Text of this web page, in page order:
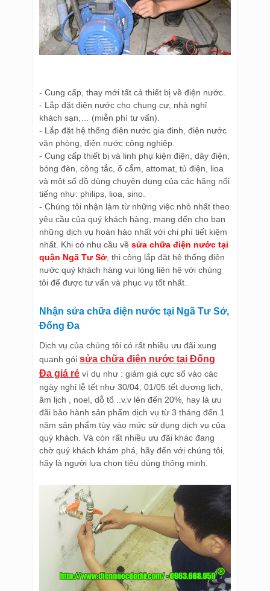
- Cung cấp, thay mới tất cả thiết bị về điện nước.
- Lắp đặt điện nước cho chung cư, nhà nghỉ
khách sạn,… (miễn phí tư vấn).
- Lắp đặt hệ thống điện nước gia đinh, điện nước
văn phòng, điện nước công nghiệp.
- Cung cấp thiết bị và linh phụ kiện điện, dây điện,
bóng đèn, công tắc, ổ cắm, attomat, tủ điện, lioa
và một số đồ dùng chuyên dụng của các hãng nổi
tiếng như: philips, lioa, sino.
- Chúng tôi nhận làm từ những việc nhỏ nhất theo
yêu cầu của quý khách hàng, mang đến cho bạn
những dịch vụ hoàn hảo nhất với chi phí tiết kiệm
nhất. Khi có nhu cầu về sửa chữa điện nước tại
quận Ngã Tư Sở , thi công lắp đặt hệ thống điện
nước quý khách hàng vui lòng liên hệ với chúng
tôi để được tư vấn và phục vụ tốt nhất.
Nhận sửa chữa điện nước tại Ngã Tư Sở,
Đống Đa
Dịch vụ của chúng tôi có rất nhiều ưu đãi xung
quanh gói sửa chữa điện nước tại Đống
Đa giá rẻ ví dụ như : giảm giá cực số vào các
ngày nghỉ lễ tết như 30/04, 01/05 tết dương lịch,
âm lịch , noel, dỗ tổ ..v.v lên đến 20%, hay là ưu
đãi bảo hành sản phẩm dịch vụ từ 3 tháng đến 1
năm sản phẩm tùy vào mức sử dụng dịch vụ của
quý khách. Và còn rất nhiều ưu đãi khác đang
chờ quý khách khám phá, hãy đến với chúng tôi,
hãy là người lựa chọn tiêu dùng thông minh.